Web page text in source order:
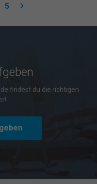
5 keyboard_arrow_right
findest du die richtigen
anzeigen